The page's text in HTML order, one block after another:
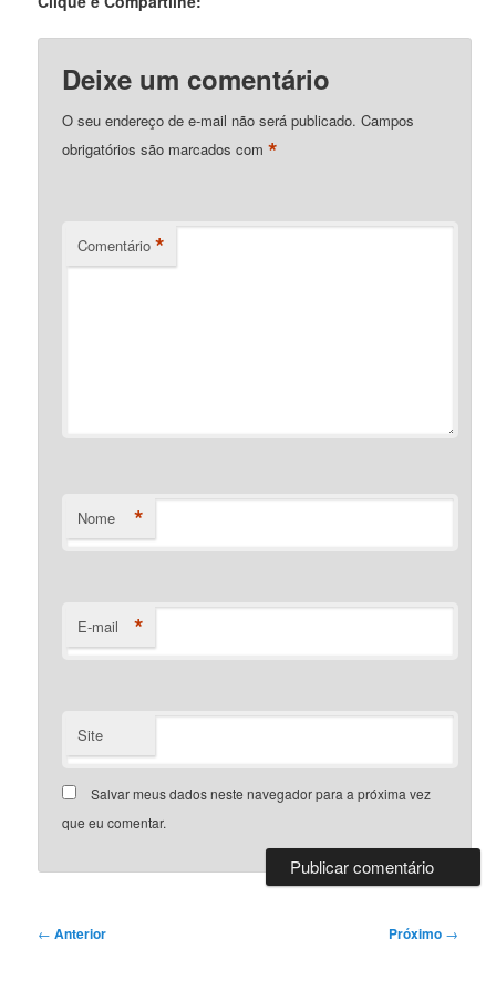
Deixe um comentário
O seu endereço de e-mail não será publicado. Campos
obrigatórios são marcados com*
Comentário *
Nome *
E-mail *
Site
Salvar meus dados neste navegador para a próxima vez
que eu comentar.
Navegação
← Anterior Próximo →